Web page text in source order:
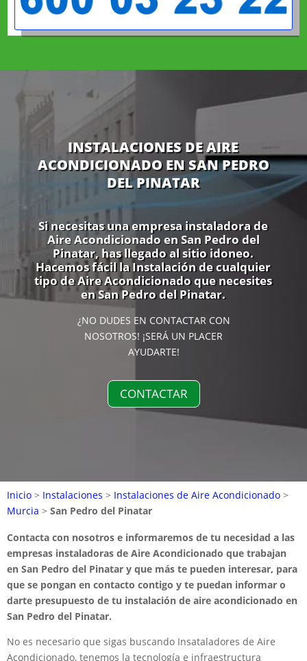
INSTALACIONES DE AIRE
ACONDICIONADO EN SAN PEDRO
DEL PINATAR
Si necesitas una empresa instaladora de
Aire Acondicionado en San Pedro del
Pinatar, has llegado al sitio idoneo.
Hacemos fácil la Instalación de cualquier
tipo de Aire Acondicionado que necesites
en San Pedro del Pinatar.
¿NO DUDES EN CONTACTAR CON
NOSOTROS! ¡SERÁ UN PLACER
AYUDARTE!
CONTACTAR
Inicio > Instalaciones > Instalaciones de Aire Acondicionado >
Murcia > San Pedro del Pinatar
Contacta con nosotros e informaremos de tu necesidad a las
empresas instaladoras de Aire Acondicionado que trabajan
en San Pedro del Pinatar y que más te pueden interesar, para
que se pongan en contacto contigo y te puedan informar o
darte presupuesto de tu instalación de aire acondicionado en
San Pedro del Pinatar.
No es necesario que sigas buscando Insataladores de Aire
Acondicionado, tenemos la tecnología e infraestructura